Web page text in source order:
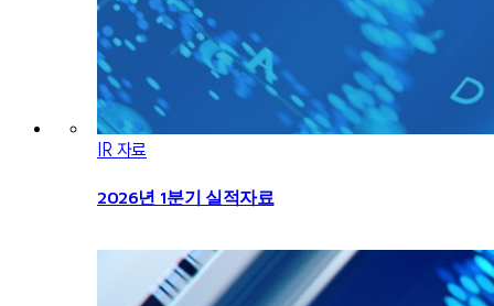
IR 자료
2026년 1분기 실적자료